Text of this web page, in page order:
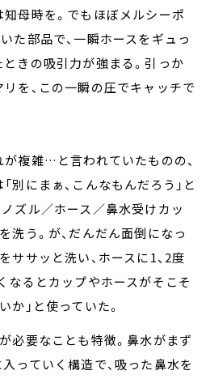
母時を。でもほぼメルシーポ
た部品で、一瞬ホースをギュっ
きの吸引力が強まる。引っか
を、この一瞬の圧でキャッチで
複雑…と言われていたものの、
別にまぁ、こんなもんだろう」と
ズル／ホース／鼻水受けカッ
洗う。が、だんだん面倒になっ
ササッと洗い、ホースに1、2度
なるとカップやホースがそこそ
」と使っていた。
必要なことも特徴。鼻水がまず
っていく構造で、吸った鼻水を